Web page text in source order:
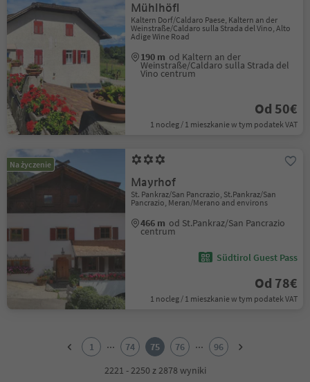
Mühlhöfl
Kaltern Dorf/Caldaro Paese, Kaltern an der
Weinstraße/Caldaro sulla Strada del Vino, Alto
Adige Wine Road
190 m od Kaltern an der
Weinstraße/Caldaro sulla Strada del
Vino centrum
Od 50€
1 nocleg / 1 mieszkanie w tym podatek VAT
Na życzenie
Mayrhof
St. Pankraz/San Pancrazio, St.Pankraz/San
Pancrazio, Meran/Merano and environs
466 m od St.Pankraz/San Pancrazio
centrum
Südtirol Guest Pass
Od 78€
1 nocleg / 1 mieszkanie w tym podatek VAT
1 ... 74 75 76 ...
96
2221 - 2250 z 2878 wyniki